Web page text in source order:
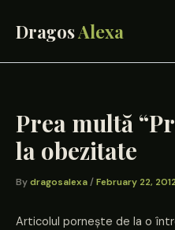
Prea multă
la obezitate
Bydragosalexa/February 22, 2012
Articolul pornește de la o